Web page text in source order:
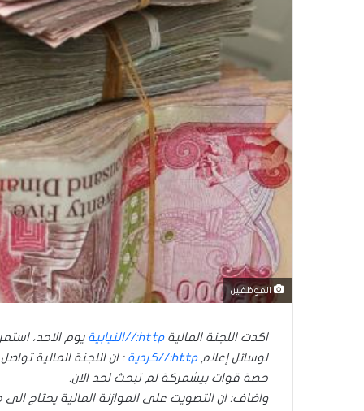
الموظفين
اكدت اللجنة الماليةhttp://النيابية يوم الاحد،
لوسائل إعلامhttp://كردية : ان اللجنة المالية تواصل مناقشة فقرات الموازنة
حصة قوات بيشمركة لم تبحث لحد الان.
واضاف: ان التصويت على الموازنة المالية يحتاج الى مدة ما بين 20 ـ 30 يوما، لافتا الى ان حصة قوات بيشمركة